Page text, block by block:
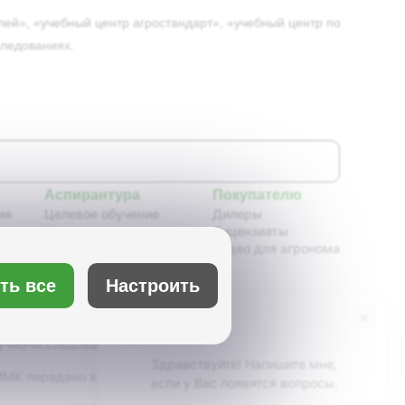
«учебный центр агростандарт», «учебный центр по
Аспирантура
Целевое обучение
Новости аспирантуры
Портфолио аспирантов
Расписание
Учебно-методическое
обеспечение
Покупателю
Дилеры
Лицензиаты
Видео для агронома
исследовательский институт масличных
все Настроить